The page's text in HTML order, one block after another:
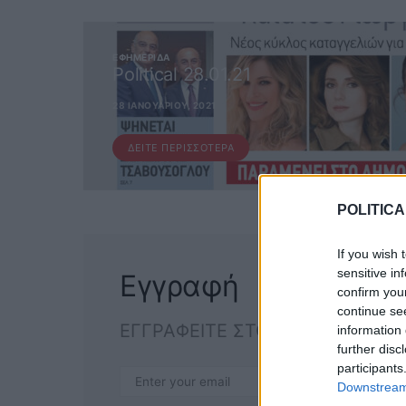
If you wish
sensitive
confirm
continue
information
further
ΕΦΗΜΕΡΊΔΑ
Political 28.01.21
28 ΙΑΝΟΥΑΡΊΟΥ, 2021
ΔΕΊΤΕ ΠΕΡΙΣΣΌΤΕΡΑ
Εγγραφή
ΕΓΓΡΑΦΕΙΤΕ ΣΤΟ